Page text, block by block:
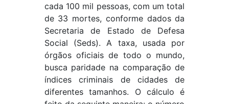
cada 100 mil pessoas, com um total
de 33 mortes, conforme dados da
Secretaria de Estado de Defesa
Social (Seds). A taxa, usada por
órgãos oficiais de todo o mundo,
busca paridade na comparação de
índices criminais de cidades de
diferentes tamanhos. O cálculo é